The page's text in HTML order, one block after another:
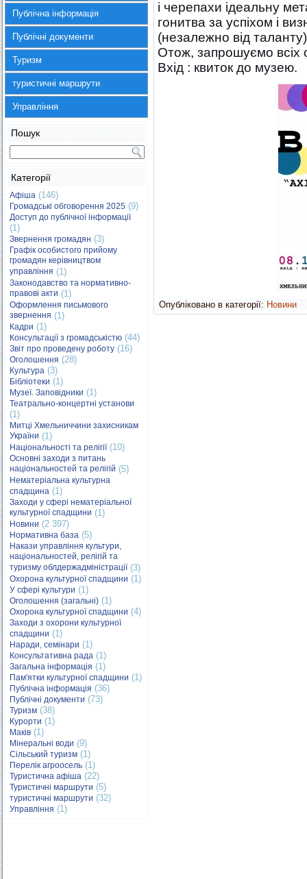
Публічна інформація
Публічні документи
Туризм
туристичні маршрути
Управління
Пошук
Категорії
Афіша (146)
Громадські обговорення 2025 (9)
Доступ до публічної інформації
(1)
Звернення громадян (3)
Графік особистого прийому
громадян керівництвом
управління (1)
Законодавство та нормативно-
правові акти (1)
Оформлення письмового
звернення (1)
Кадри (1)
Консультації з громадськістю (44)
Звіт про проведену роботу (16)
Оголошення (28)
Культура (3)
Бібліотеки (1)
Музеї. Заповідники (1)
Театрально-концертні установи
(1)
Митці Хмельниччини захисникам
України (1)
Національності та релігії(10)
Основні заходи з питань
національностей та релігій (5)
Нематеріальна культурна
спадщина (1)
Заходи у сфері нематеріальної
культурної спадщини (1)
Новини (2 397)
Нормативна база (5)
Накази управління культури,
національностей, релігій та
туризму облдержадміністрації(3)
Охорона культурної спадщини (1)
У сфері культури (1)
Оголошення (загальні) (1)
Охорона культурної спадщини (4)
Заходи з охорони культурної
спадщини (1)
Наради, семінари (1)
Консультативна рада (1)
Загальна інформація (1)
Пам'ятки культурної спадщини (1)
Публічна інформація (36)
Публічні документи (73)
Туризм (38)
Курорти (1)
Маків (1)
Мінеральні води (9)
Сільський туризм (1)
Перелік агроосель (1)
Туристична афіша (22)
Туристичні маршрути (5)
туристичні маршрути (32)
Управління (1)
і черепахи ідеальну
гонитва за успіхом і
(незалежно від
Отож, запрошуємо всіх
Вхід : квиток до музею.
Опубліковано в категорії: Новини